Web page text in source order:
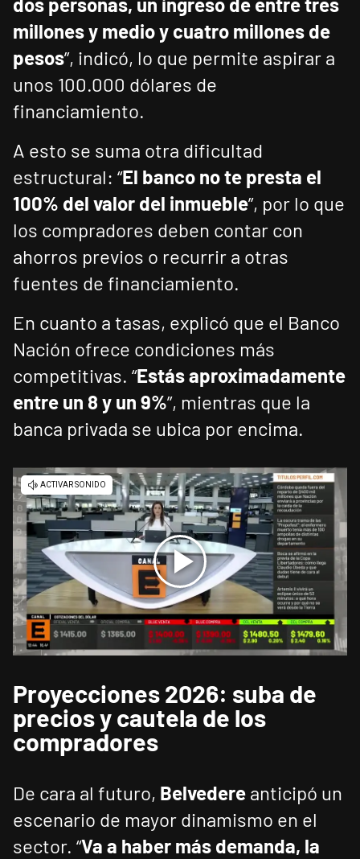
millones y medio y cuatro millones de
pesos”, indicó, lo que permite aspirar a
unos 100.000 dólares de
financiamiento.
A esto se suma otra dificultad
estructural: “El banco no te presta el
100% del valor del inmueble”, por lo que
los compradores deben contar con
ahorros previos o recurrir a otras
fuentes de financiamiento.
En cuanto a tasas, explicó que el Banco
Nación ofrece condiciones más
competitivas. “Estás aproximadamente
entre un 8 y un 9%”, mientras que la
banca privada se ubica por encima.
Proyecciones 2026: suba de
precios y cautela de los
compradores
De cara al futuro, Belvedere anticipó un
escenario de mayor dinamismo en el
sector. “Va a haber más demanda, la